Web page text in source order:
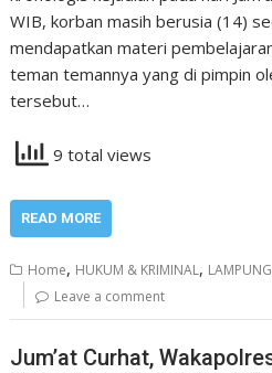
WIB, korban masih berusia (14)
mendapatkan materi
teman temannya yang di pimpin
tersebut…
9 total views
READ MORE
Home, HUKUM & KRIMINAL, LAMPUNG
Leave a comment
Jum’at Curhat,